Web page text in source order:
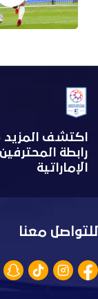
اكتشف المزيد
رابطة المحترفين
الإماراتية
للتواصل معنا